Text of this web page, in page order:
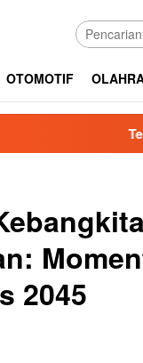
OTOMOTIF
Terkait Protes
2045